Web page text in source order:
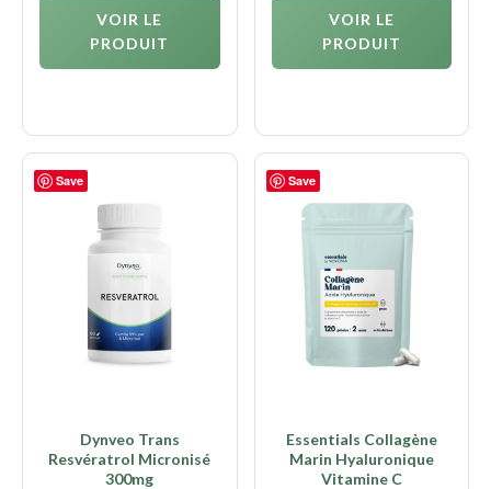
VOIR LE
PRODUIT
VOIR LE
PRODUIT
Save
Dynveo Trans
Resvératrol Micronisé
300mg
Save
Essentials Collagène
Marin Hyaluronique
Vitamine C